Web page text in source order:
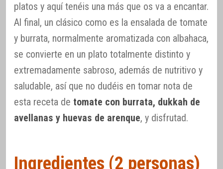
platos y aquí tenéis una más que os va a encantar.
Al final, un clásico como es la ensalada de tomate
y burrata, normalmente aromatizada con albahaca,
se convierte en un plato totalmente distinto y
extremadamente sabroso, además de nutritivo y
saludable, así que no dudéis en tomar nota de
esta receta de tomate con burrata, dukkah de
avellanas y huevas de arenque, y disfrutad.
Ingredientes (2 personas)